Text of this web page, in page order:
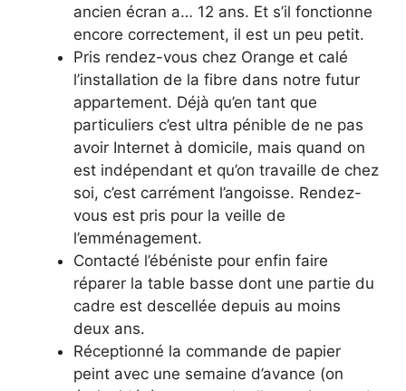
ancien écran a… 12 ans. Et s’il fonctionne
encore correctement, il est un peu petit.
Pris rendez-vous chez Orange et calé
l’installation de la fibre dans notre futur
appartement. Déjà qu’en tant que
particuliers c’est ultra pénible de ne pas
avoir Internet à domicile, mais quand on
est indépendant et qu’on travaille de chez
soi, c’est carrément l’angoisse. Rendez-
vous est pris pour la veille de
l’emménagement.
Contacté l’ébéniste pour enfin faire
réparer la table basse dont une partie du
cadre est descellée depuis au moins
deux ans.
Réceptionné la commande de papier
peint avec une semaine d’avance (on